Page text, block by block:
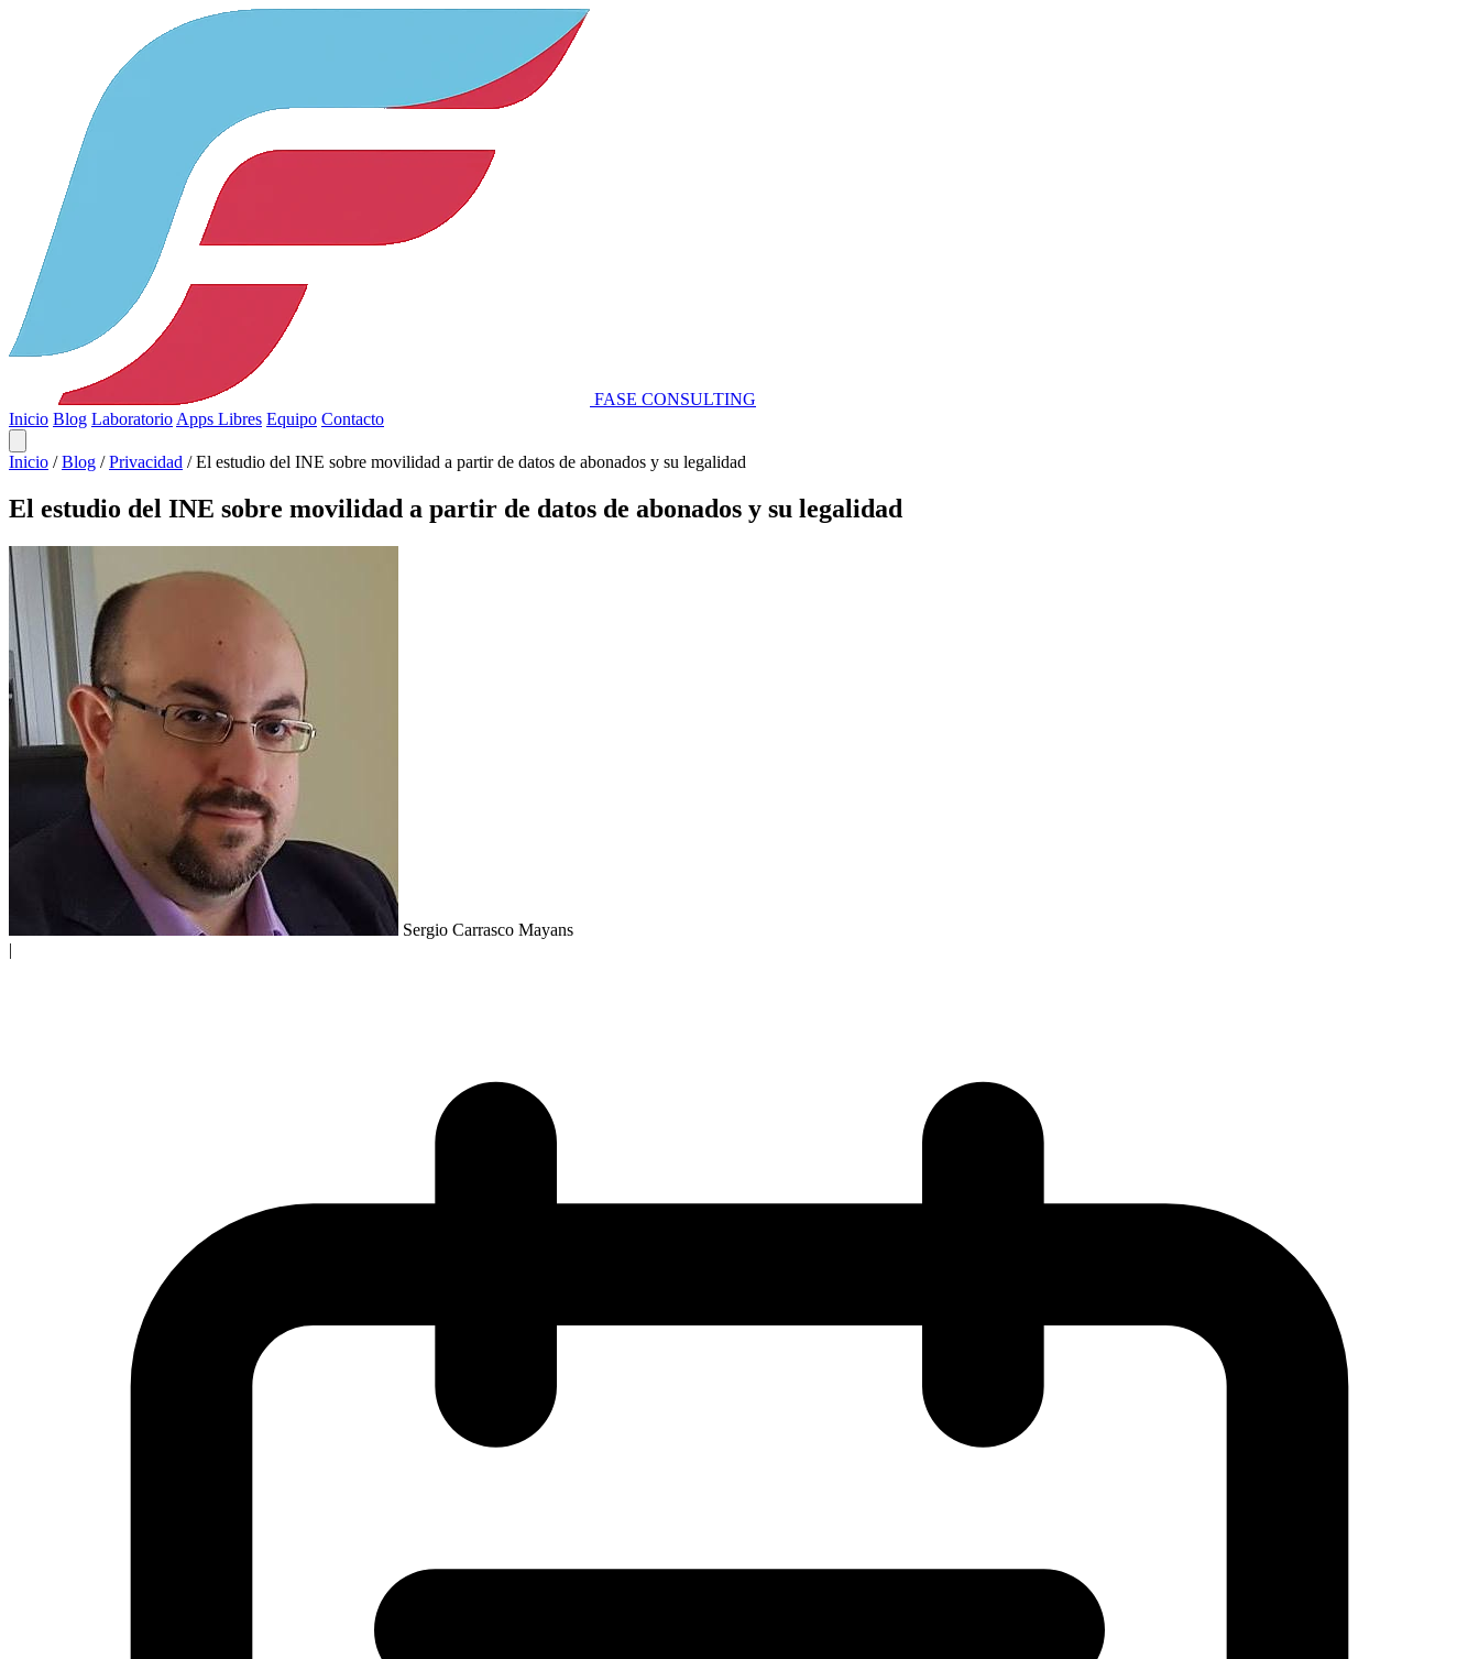
FASE CONSULTING
Inicio Blog Laboratorio Apps Libres Equipo Contacto
Inicio / Blog / Privacidad / El estudio del INE sobre movilidad a partir de datos de abonados y su legalidad
El estudio del INE sobre movilidad a partir de datos de abonados y su legalidad
Sergio Carrasco Mayans
|